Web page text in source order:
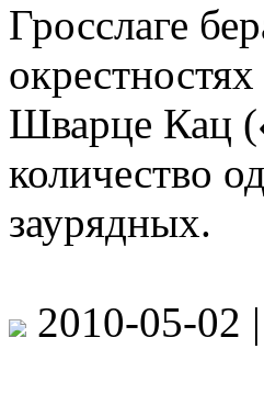
Гросслаге
Шварце Кац
количество
заурядных.
2010-05-02 |